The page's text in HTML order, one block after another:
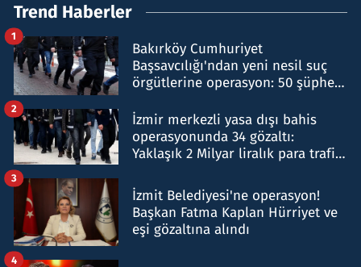
Trend Haberler
Bakırköy Cumhuriyet
Başsavcılığı'ndan yeni nesil suç
örgütlerine operasyon: 50 şüpheli
1
İzmir merkezli yasa dışı bahis
operasyonunda 34 gözaltı:
Yaklaşık 2 Milyar liralık para trafiği
2
İzmit Belediyesi'ne operasyon!
Başkan Fatma Kaplan Hürriyet ve
eşi gözaltına alındı
3
4